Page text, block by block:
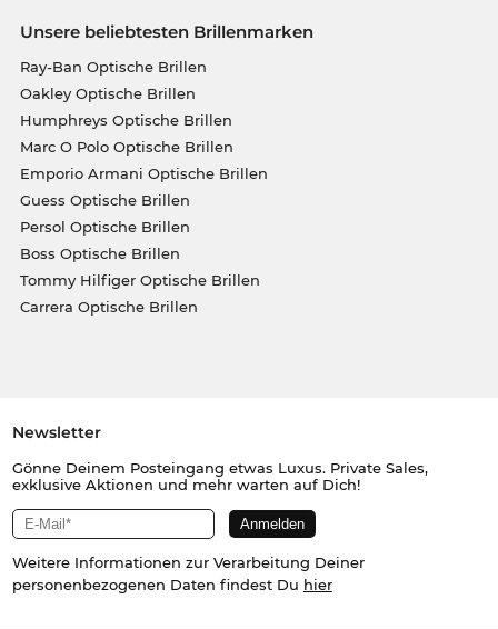
Unsere beliebtesten Brillenmarken
Ray-Ban Optische Brillen
Oakley Optische Brillen
Humphreys Optische Brillen
Marc O Polo Optische Brillen
Emporio Armani Optische Brillen
Guess Optische Brillen
Persol Optische Brillen
Boss Optische Brillen
Tommy Hilfiger Optische Brillen
Carrera Optische Brillen
Newsletter
Gönne Deinem Posteingang etwas Luxus. Private Sales,
exklusive Aktionen und mehr warten auf Dich!
Weitere Informationen zur Verarbeitung Deiner
personenbezogenen Daten findest Du hier